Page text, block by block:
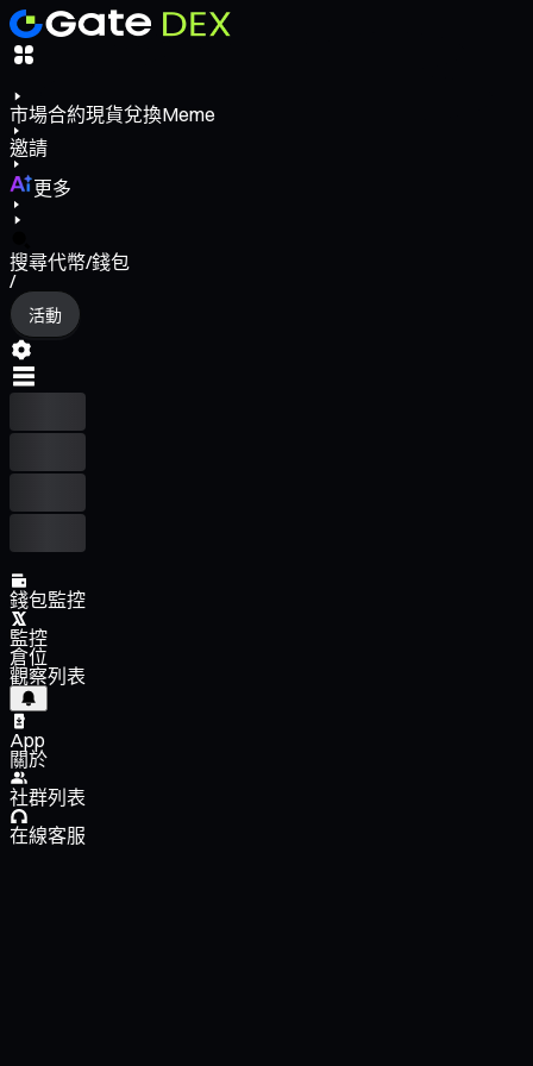
市場合約現貨兌換Meme
邀請
更多
搜尋代幣/錢包
/
活動
錢包監控
監控
倉位
觀察列表
App
關於
社群列表
在線客服